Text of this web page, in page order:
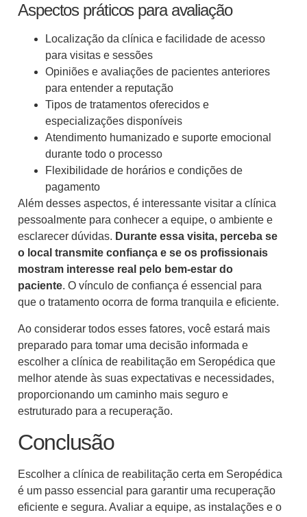
Aspectos práticos para avaliação
Localização da clínica e facilidade de acesso
para visitas e sessões
Opiniões e avaliações de pacientes anteriores
para entender a reputação
Tipos de tratamentos oferecidos e
especializações disponíveis
Atendimento humanizado e suporte emocional
durante todo o processo
Flexibilidade de horários e condições de
pagamento
Além desses aspectos, é interessante visitar a clínica
pessoalmente para conhecer a equipe, o ambiente e
esclarecer dúvidas. Durante essa visita, perceba se
o local transmite confiança e se os profissionais
mostram interesse real pelo bem-estar do
paciente. O vínculo de confiança é essencial para
que o tratamento ocorra de forma tranquila e eficiente.
Ao considerar todos esses fatores, você estará mais
preparado para tomar uma decisão informada e
escolher a clínica de reabilitação em Seropédica que
melhor atende às suas expectativas e necessidades,
proporcionando um caminho mais seguro e
estruturado para a recuperação.
Conclusão
Escolher a clínica de reabilitação certa em Seropédica
é um passo essencial para garantir uma recuperação
eficiente e segura. Avaliar a equipe, as instalações e o